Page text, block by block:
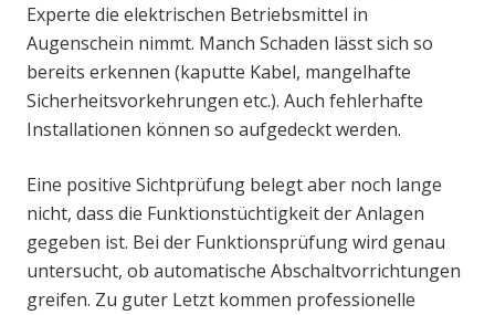
Experte die elektrischen Betriebsmittel in
Augenschein nimmt. Manch Schaden lässt sich so
bereits erkennen (kaputte Kabel, mangelhafte
Sicherheitsvorkehrungen etc.). Auch fehlerhafte
Installationen können so aufgedeckt werden.
Eine positive Sichtprüfung belegt aber noch lange
nicht, dass die Funktionstüchtigkeit der Anlagen
gegeben ist. Bei der Funktionsprüfung wird genau
untersucht, ob automatische Abschaltvorrichtungen
greifen. Zu guter Letzt kommen professionelle